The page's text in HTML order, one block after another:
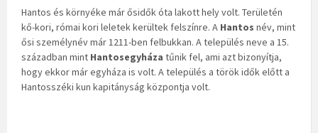
Hantos és környéke már ősidők óta lakott hely volt. Területén
kő-kori, római kori leletek kerültek felszínre. A Hantos név, mint
ősi személynév már 1211-ben felbukkan. A település neve a 15.
században mint Hantosegyháza tűnik fel, ami azt bizonyítja,
hogy ekkor már egyháza is volt. A település a török idők előtt a
Hantosszéki kun kapitányság központja volt.